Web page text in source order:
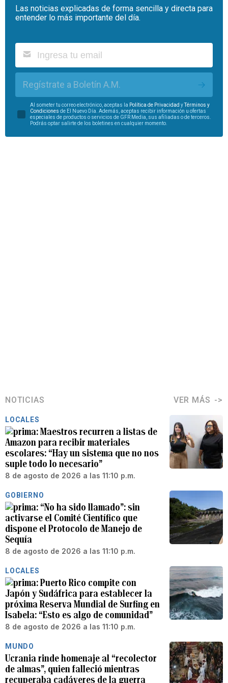
Las noticias explicadas de forma sencilla y directa para
entender lo más importante del día.
Regístrate a Boletín A.M.
Al someter tu correo electrónico, aceptas la Política de Privacidad yTérminos y
Condiciones de El Nuevo Día. Además, aceptas recibir información u ofertas
especiales de productos o servicios de GFR Media, sus afiliadas o de terceros.
Podrás optar salirte de los boletines en cualquier momento.
NOTICIAS VER MÁS
LOCALES
Maestros recurren a listas de
Amazon para recibir materiales
escolares: “Hay un sistema que no nos
suple todo lo necesario”
8 de agosto de 2026 a las 11:10 p.m.
GOBIERNO
“No ha sido llamado”: sin
activarse el Comité Científico que
dispone el Protocolo de Manejo de
Sequía
8 de agosto de 2026 a las 11:10 p.m.
LOCALES
Puerto Rico compite con
Japón y Sudáfrica para establecer la
próxima Reserva Mundial de Surfing en
Isabela: “Esto es algo de comunidad”
8 de agosto de 2026 a las 11:10 p.m.
MUNDO
Ucrania rinde homenaje al “recolector
de almas”, quien falleció mientras
recuperaba cadáveres de la guerra